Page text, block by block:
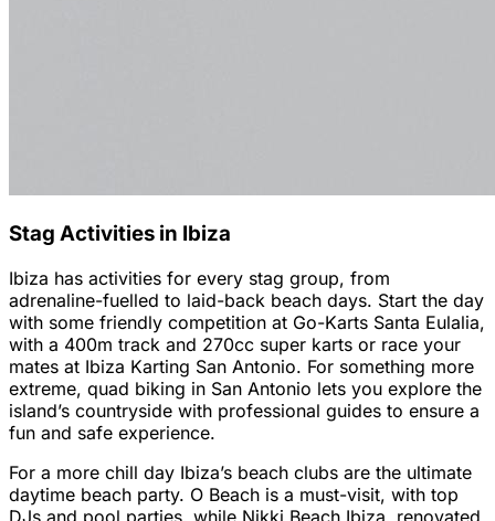
Stag Activities in Ibiza
Ibiza has activities for every stag group, from
adrenaline-fuelled to laid-back beach days. Start the day
with some friendly competition at Go-Karts Santa Eulalia,
with a 400m track and 270cc super karts or race your
mates at Ibiza Karting San Antonio. For something more
extreme, quad biking in San Antonio lets you explore the
island’s countryside with professional guides to ensure a
fun and safe experience.
For a more chill day Ibiza’s beach clubs are the ultimate
daytime beach party. O Beach is a must-visit, with top
DJs and pool parties, while Nikki Beach Ibiza, renovated